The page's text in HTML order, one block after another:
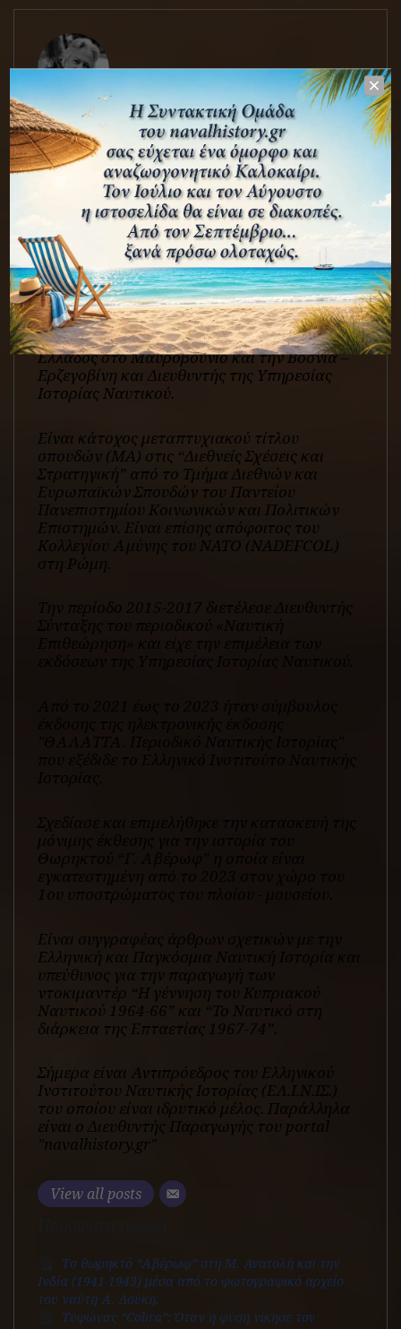
Λεωνίδας Τσιαντούλας
Ο Αρχιπλοίαρχος (ε.α.) ΠΝ Λεωνίδας
Τσιαντούλας γεννήθηκε στην Αθήνα το 1962.
Το 1980 εισήχθη στην Σχολή Ναυτικών
Δοκίμων και σταδιοδρόμησε στο Πολεμικό
Ναυτικό επί 40 έτη. Τα τελευταία χρόνια της
σταδιοδρομίας του διετέλεσε Διευθυντής
Δημοσίων Σχέσεων στο ΓΕΕΘΑ και στο ΓΕΝ,
Κυβερνήτης των Πλωτών Ναυτικών
Μουσείων Θ/Κ ΑΒΕΡΩΦ και Α/Τ ΒΕΛΟΣ
(παράλληλα υπεύθυνος για την τριήρη
ΟΛΥΜΠΙΑΣ και το ιστιοφόρο ΕΥΓΕΝΙΟΣ
ΕΥΓΕΝΙΔΗΣ), Ακόλουθος Άμυνας της
Ελλάδος στο Μαυροβούνιο και την Βοσνία –
Ερζεγοβίνη και Διευθυντής της Υπηρεσίας
Ιστορίας Ναυτικού.
Είναι κάτοχος μεταπτυχιακού τίτλου
σπουδών (MA) στις “Διεθνείς Σχέσεις και
Στρατηγική” από το Τμήμα Διεθνών και
Ευρωπαϊκών Σπουδών του Παντείου
Πανεπιστημίου Κοινωνικών και Πολιτικών
Επιστημών. Είναι επίσης απόφοιτος του
Κολλεγίου Αμύνης του NATO (NADEFCOL)
στη Ρώμη.
Την περίοδο 2015-2017 διετέλεσε Διευθυντής
Σύνταξης του περιοδικού «Ναυτική
Επιθεώρηση» και είχε την επιμέλεια των
Σχεδίασε και επιμελήθηκε την κατασκευή της
μόνιμης έκθεσης για την ιστορία του
Θωρηκτού “Γ. Αβέρωφ” η οποία είναι
εγκατεστημένη από το 2023 στον χώρο του
1ου υποστρώματος του πλοίου - μουσείου.
Είναι συγγραφέας άρθρων σχετικών με την
Ελληνική και Παγκόσμια Ναυτική Ιστορία και
υπεύθυνος για την παραγωγή των
ντοκιμαντέρ “Η γέννηση του Κυπριακού
Ναυτικού 1964-66” και “Το Ναυτικό στη
διάρκεια της Επταετίας 1967-74”.
Σήμερα είναι Αντιπρόεδρος του Ελληνικού
Ινστιτούτου Ναυτικής Ιστορίας (ΕΛ.Ι.Ν.ΙΣ.)
του οποίου είναι ιδρυτικό μέλος. Παράλληλα
είναι ο Διευθυντής Παραγωγής του portal
"navalhistory.gr"
View all posts
Το θωρηκτό “Αβέρωφ” στη Μ. Ανατολή και την
Ινδία (1941-1943) μέσα από το φωτογραφικό αρχείο
του ναύτη Α. Δούκη.
Τυφώνας “Cobra”: Όταν η φύση νίκησε τον